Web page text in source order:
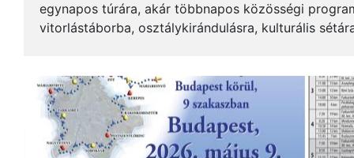
egynapos túrára, akár többnapos közösségi
vitorlástáborba, osztálykirándulásra, kulturális